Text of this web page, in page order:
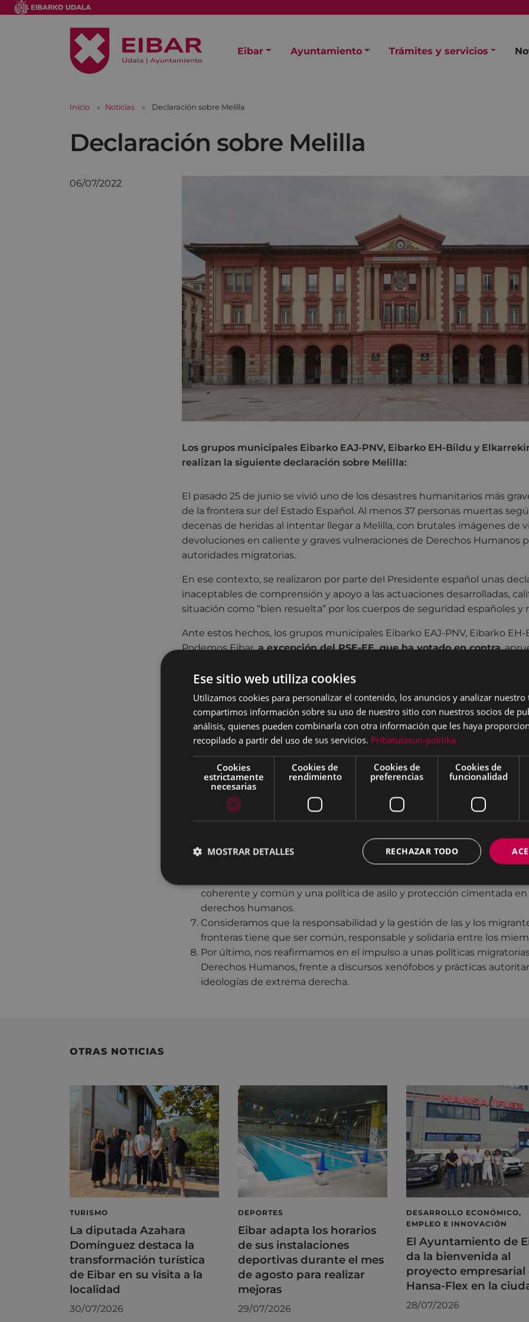
Eibar Ayuntamiento Trámites y servicios
Inicio Noticias Declaración sobre Melilla
Declaración sobre Melilla
06/07/2022
Los grupos municipales Eibarko EAJ-PNV, Eibarko EH-Bildu y
realizan la siguiente declaración sobre Melilla:
El pasado 25 de junio se vivió uno de los desastres humanitarios más
de la frontera sur del Estado Español. Al menos 37 personas muertas
decenas de heridas al intentar llegar a Melilla, con brutales imágenes de
devoluciones en caliente y graves vulneraciones de Derechos Humanos
autoridades migratorias.
En ese contexto, se realizaron por parte del Presidente español unas
inaceptables de comprensión y apoyo a las actuaciones desarrolladas,
situación como “bien resuelta” por los cuerpos de seguridad españoles y
Ante estos hechos, los grupos municipales Eibarko EAJ-PNV, Eibarko
Podemos Eibar,a excepción del PSE-EE, que ha votado en contra,
Expresamos nuestra consternación y firme denuncia ante los hechos
frontera de Melilla el pasado 25 de junio, mostrando toda nuestra
familias de las personas subsaharianas muertas o heridas por la brutal
policial.
Exigimos una investigación inmediata e independiente para
depurar responsabilidades y establecer medidas de reparación a las
Exigimos la recuperación, identificación y repatriación a sus países de
cuerpos de las personas fallecidas, respetando los deseos de las
Manifestamos, asimismo, nuestro más rotundo rechazo a las
europeas y españolas en materia de migración y asilo que giran en
Exigimos el establecimiento de vías legales y seguras que
respeto a los derechos humanos de todas las personas migrantes.
coherente y común y una política de asilo y protección cimentada en
derechos humanos.
Consideramos que la responsabilidad y la gestión de las y los
fronteras tiene que ser común, responsable y solidaria entre los
Por último, nos reafirmamos en el impulso a unas políticas
Derechos Humanos, frente a discursos xenófobos y prácticas
ideologías de extrema derecha.
OTRAS NOTICIAS
TURISMO
La diputada Azahara
Domínguez destaca la
transformación turística
de Eibar en su visita a la
localidad
30/07/2026
DEPORTES
Eibar adapta los horarios
de sus instalaciones
deportivas durante el mes
de agosto para realizar
mejoras
29/07/2026
DESARROLLO ECONÓMICO,
EMPLEO E INNOVACIÓN
El Ayuntamiento de
da la bienvenida al
proyecto empresarial
Hansa-Flex en la
28/07/2026
Ese sitio web utiliza cookies
Utilizamos cookies para personalizar el contenido, los anuncios y analizar nuestro
compartimos información sobre su uso de nuestro sitio con nuestros socios de
análisis, quienes pueden combinarla con otra información que les haya
recopilado a partir del uso de sus servicios. Pribatutasun-politika
Cookies
estrictamente
necesarias
Cookies de
rendimiento
Cookies de
preferencias
Cookies de
funcionalidad
RECHAZAR TODO
MOSTRAR DETALLES